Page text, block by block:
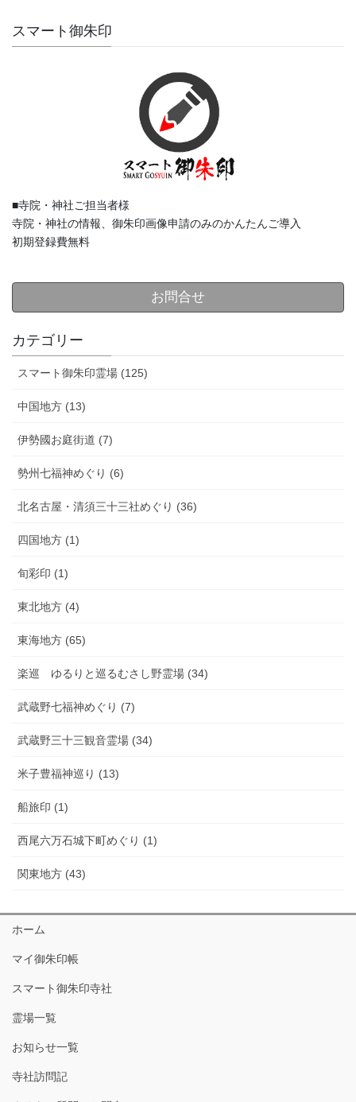
スマート御朱印
■寺院・神社ご担当者様
寺院・神社の情報、御朱印画像申請のみのかんたんご導入
初期登録費無料
お問合せ
カテゴリー
スマート御朱印霊場 (125)
中国地方 (13)
伊勢國お庭街道 (7)
勢州七福神めぐり (6)
北名古屋・清須三十三社めぐり (36)
四国地方 (1)
旬彩印 (1)
東北地方 (4)
東海地方 (65)
楽巡 ゆるりと巡るむさし野霊場 (34)
武蔵野七福神めぐり (7)
武蔵野三十三観音霊場 (34)
米子豊福神巡り (13)
船旅印 (1)
西尾六万石城下町めぐり (1)
関東地方 (43)
ホーム
マイ御朱印帳
スマート御朱印寺社
霊場一覧
お知らせ一覧
寺社訪問記